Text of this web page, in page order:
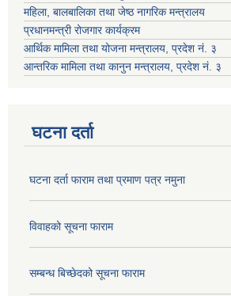
महिला, बालबालिका तथा जेष्ठ नागरिक मन्त्रालय
प्रधानमन्त्री रोजगार कार्यक्रम
आर्थिक मामिला तथा योजना मन्त्रालय, प्रदेश नं. ३
आन्तरिक मामिला तथा कानुन मन्त्रालय, प्रदेश नं. ३
घटना दर्ता
घटना दर्ता फाराम तथा प्रमाण पत्र नमुना
विवाहको सूचना फाराम
सम्बन्ध बिच्छेदको सूचना फाराम